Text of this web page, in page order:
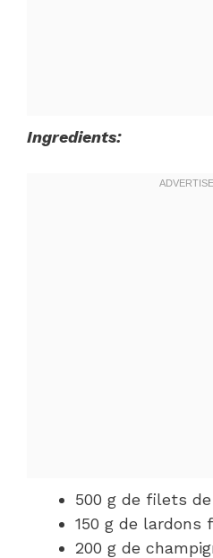
Ingredients:
500 g de filets
150 g de lardons
200 g de